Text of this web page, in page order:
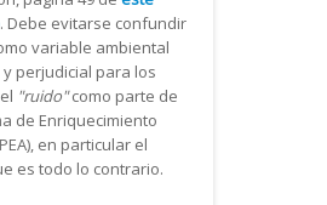
. Debe evitarse confundir
variable ambiental
perjudicial para los
"ruido"como parte de
de Enriquecimiento
en particular el
es todo lo contrario.